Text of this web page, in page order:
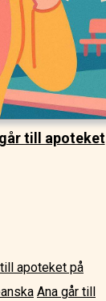
till apoteket
apoteket på
Ana går till